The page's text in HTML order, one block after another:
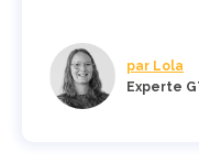
par Lola
Experte